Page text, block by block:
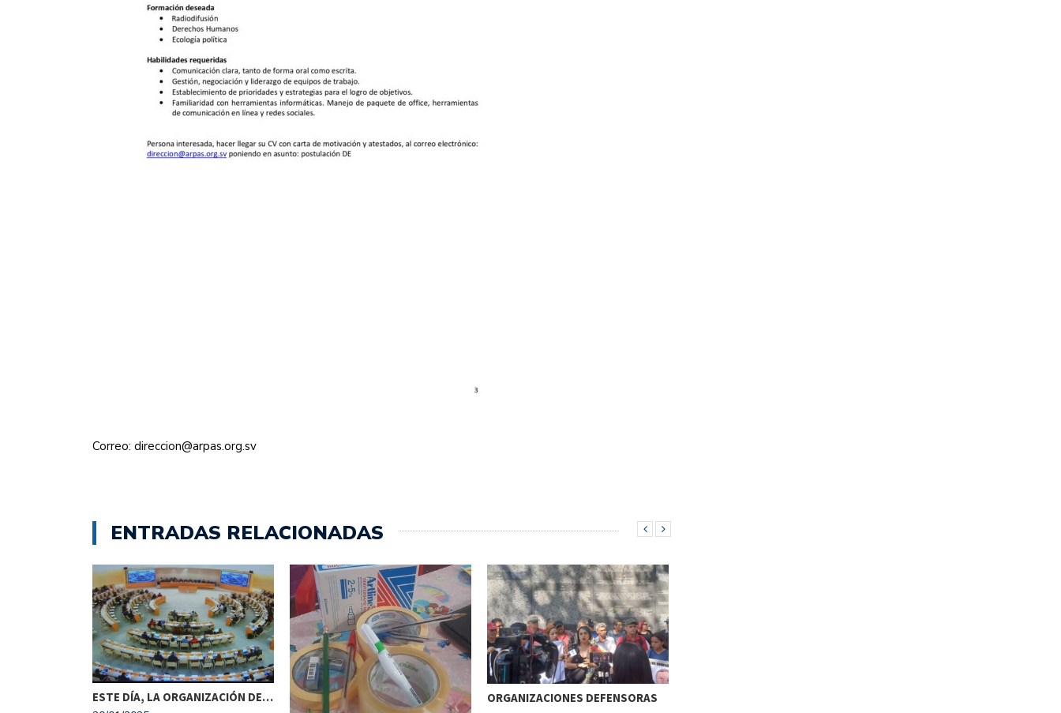
Correo: direccion@arpas.org.sv
ENTRADAS RELACIONADAS
ESTE DÍA, LA ORGANIZACIÓN DE…
ORGANIZACIONES DEFENSORAS